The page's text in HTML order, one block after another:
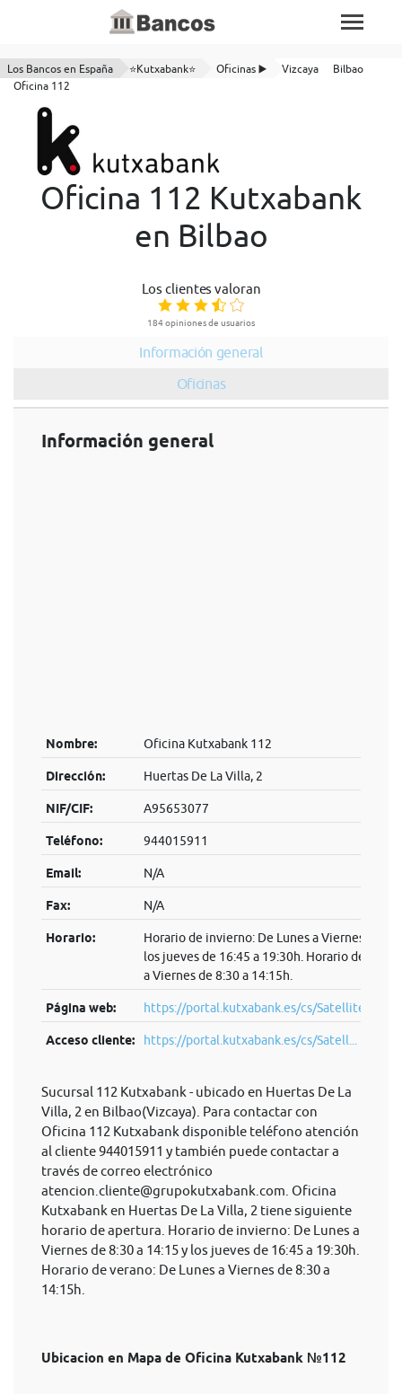
Los Bancos en España ⭐Kutxabank⭐ Oficinas ▶️ Vizcaya
Bilbao
Oficina 112
Oficina 112 Kutxabank
en Bilbao
Los clientes valoran
184 opiniones de usuarios
Información general
Oficinas
Información general
Nombre: Oficina Kutxabank 112
Dirección: Huertas De La Villa, 2
NIF/CIF: A95653077
Teléfono: 944015911
Email: N/A
Fax: N/A
Horario:
Horario de invierno: De Lunes a Viernes de
los jueves de 16:45 a 19:30h. Horario de
a Viernes de 8:30 a 14:15h.
Página web: https://portal.kutxabank.es/cs/Satellite/kb/
Acceso cliente: https://portal.kutxabank.es/cs/Satell...
Sucursal 112 Kutxabank - ubicado en Huertas De La
Villa, 2 en Bilbao(Vizcaya). Para contactar con
Oficina 112 Kutxabank disponible teléfono atención
al cliente 944015911 y también puede contactar a
través de correo electrónico
atencion.cliente@grupokutxabank.com . Oficina
Kutxabank en Huertas De La Villa, 2 tiene siguiente
horario de apertura. Horario de invierno: De Lunes a
Viernes de 8:30 a 14:15 y los jueves de 16:45 a 19:30h.
Horario de verano: De Lunes a Viernes de 8:30 a
14:15h.
Ubicacion en Mapa de Oficina Kutxabank №112